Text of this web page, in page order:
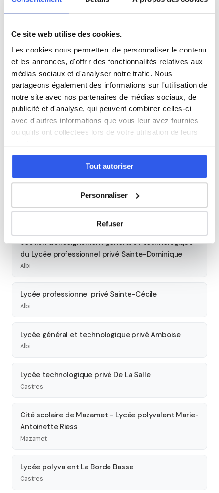
Ce site web utilise des cookies.
Les cookies nous permettent de personnaliser le contenu
et les annonces, d'offrir des fonctionnalités relatives aux
médias sociaux et d'analyser notre trafic. Nous
partageons également des informations sur l'utilisation de
notre site avec nos partenaires de médias sociaux, de
publicité et d'analyse, qui peuvent combiner celles-ci
avec d'autres informations que vous leur avez fournies
ou qu'ils ont collectées lors de votre utilisation de leurs
services.
Tout autoriser
Personnaliser
Refuser
Allemand
Cours par niveau
Seconde Première Terminale
Études supérieures
Tous les cours particuliers à Albi
Découvrez l'ensemble de notre offre à Albi :Voir tous les
Autres lycées à proximité
Section d'enseignement général et technologique
du Lycée professionnel privé Sainte-Dominique
Albi
Lycée professionnel privé Sainte-Cécile
Albi
Lycée général et technologique privé Amboise
Albi
Lycée technologique privé De La Salle
Castres
Cité scolaire de Mazamet - Lycée polyvalent Marie-
Antoinette Riess
Mazamet
Lycée polyvalent La Borde Basse
Castres